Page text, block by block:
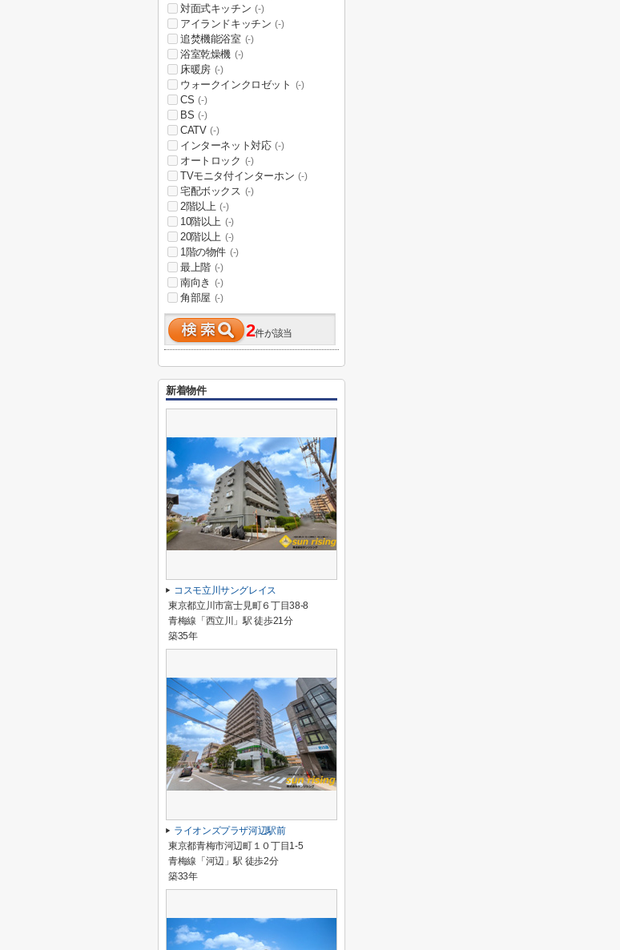
対面式キッチン (-)
アイランドキッチン (-)
追焚機能浴室 (-)
浴室乾燥機 (-)
床暖房 (-)
ウォークインクロゼット (-)
CS (-)
BS (-)
CATV (-)
インターネット対応 (-)
オートロック (-)
TVモニタ付インターホン (-)
宅配ボックス (-)
2階以上 (-)
10階以上 (-)
20階以上 (-)
1階の物件 (-)
最上階 (-)
南向き (-)
角部屋 (-)
2件が該当
新着物件
コスモ立川サングレイス
東京都立川市富士見町６丁目38-8
青梅線「西立川」駅 徒歩21分
築35年
ライオンズプラザ河辺駅前
東京都青梅市河辺町１０丁目1-5
青梅線「河辺」駅 徒歩2分
築33年